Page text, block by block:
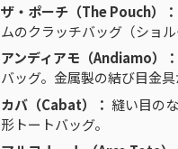
ザ・ポーチ（The Pouch）：
ムのクラッチバッグ（ショ
アンディアモ（Andiamo）：
バッグ。金属製の結び目金
カバ（Cabat）： 縫い目の
形トートバッグ。